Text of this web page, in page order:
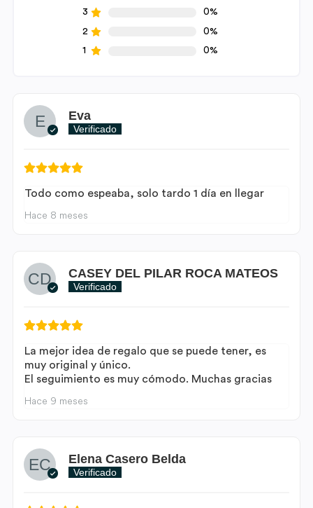
3
0%
2
0%
1
0%
Eva
Verificado
Todo como espeaba, solo tardo 1 día en llegar
Hace 8 meses
CASEY DEL PILAR ROCA MATEOS
Verificado
La mejor idea de regalo que se puede tener, es
muy original y único.
El seguimiento es muy cómodo. Muchas gracias
Hace 9 meses
Elena Casero Belda
Verificado